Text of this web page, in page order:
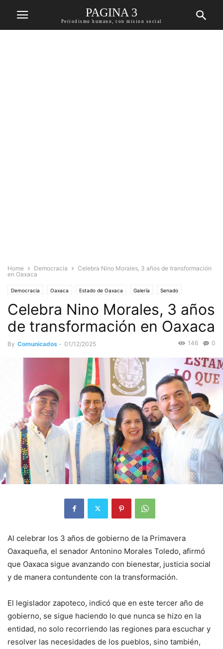
PAGINA 3
Periodismo humano, con mision social
Home Democracia
Celebra Nino Morales, 3 años de transformación
en Oaxaca
Democracia Oaxaca Estado de Oaxaca Galería Senado
Celebra Nino Morales, 3 años
de transformación en Oaxaca
By Comunicados - 01/12/2025 0
146
Al celebrar los 3 años de gobierno de la Primavera
Oaxaqueña, el senador Antonino Morales Toledo, afirmó
que Oaxaca sigue avanzando con bienestar, justicia social
y de manera contundente con la transformación.
El legislador zapoteco, indicó que en este tercer año de
gobierno, se sigue haciendo lo que nunca se hizo en la
entidad, no solo recorriendo las regiones para escuchar y
resolver las necesidades de los pueblos, sino también,